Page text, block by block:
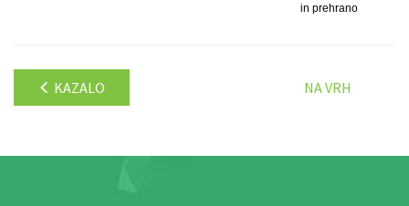
in prehrano
KAZALO NA VRH